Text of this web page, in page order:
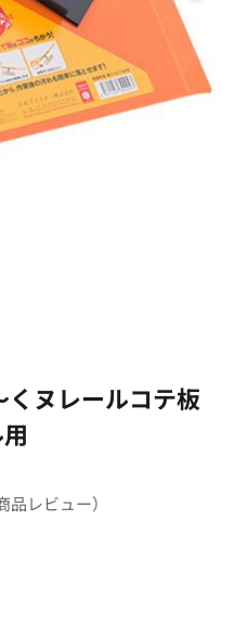
くヌレールコテ板
品レビュー）